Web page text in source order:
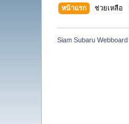
หน้าแรก ช่วยเหลือ
Siam Subaru Webboard